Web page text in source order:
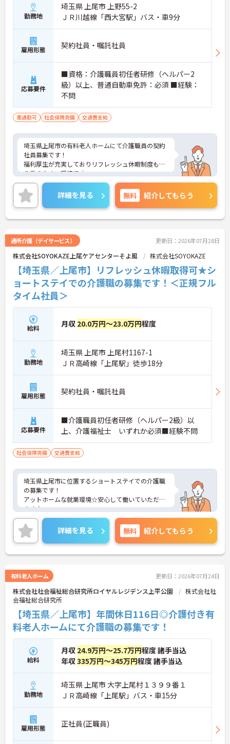
勤務地
埼玉県 上尾市 上野55-2
ＪＲ川越線「西大宮駅」バス・車9分
雇用形態 契約社員・嘱託社員
応募要件
■資格：介護職員初任者研修（ヘルパー2
級）以上、普通自動車免許：必須 ■経験：
不問
車通勤可 社会保険完備 交通費支給
埼玉県上尾市の有料老人ホームにて介護職員の契約
社員募集です！
福利厚生が充実しておりリフレッシュ休暇制度もあ
り働きやすい環境です。
ご興味のある方には、面接対策ポイントなどさらに
詳細をお話いたしますので、お気軽にご相談くださ
い。
詳細を見る 無料 紹介してもらう
通所介護（デイサービス） 更新日：2026年07月28日
株式会社SOYOKAZE上尾ケアセンターそよ風 株式会社SOYOKAZE
【埼玉県／上尾市】リフレッシュ休暇取得可★シ
ョートステイでの介護職の募集です！＜正規フル
タイム社員＞
給料 月収 20.0万円～23.0万円程度
勤務地
埼玉県 上尾市 上尾村1167-1
ＪＲ高崎線「上尾駅」徒歩18分
雇用形態 契約社員・嘱託社員
応募要件
■介護職員初任者研修（ヘルパー2級）以
上、介護福祉士 いずれか必須■経験不問
社会保険完備 交通費支給
埼玉県上尾市に位置するショートステイでの介護職
の募集です！
アットホームな就業環境☆安心して働いていただけ
ます♪
ご興味ある方には、面接対策ポイントなど、さらに
詳細をお話しいたしますのでお気軽にご相談くださ
い。
詳細を見る 無料 紹介してもらう
有料老人ホーム 更新日：2026年07月24日
株式会社社会福祉総合研究所ロイヤルレジデンス上平公園
株式会社社
会福祉総合研究所
【埼玉県／上尾市】年間休日116日◎介護付き有
料老人ホームにて介護職の募集です！
給料
月収 24.9万円～25.7万円程度 諸手当込
年収335万円～345万円程度 諸手当込
勤務地
埼玉県 上尾市 大字上尾村１３９９番１
ＪＲ高崎線「上尾駅」バス・車15分
雇用形態 正社員(正職員)